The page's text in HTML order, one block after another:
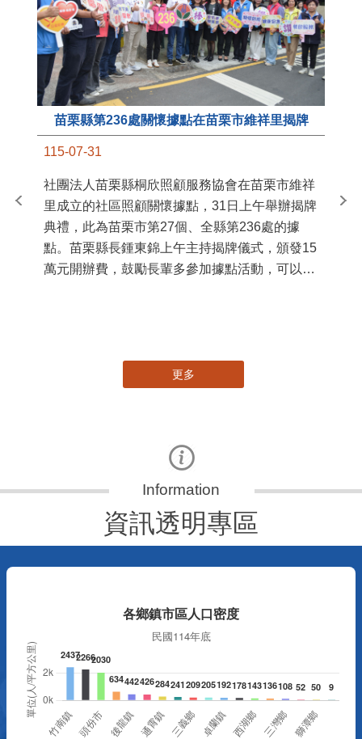
苗栗縣第236處關懷據點在苗栗市維祥里揭牌
115-07-31
社團法人苗栗縣桐欣照顧服務協會在苗栗市維祥
里成立的社區照顧關懷據點，31日上午舉辦揭牌
典禮，此為苗栗市第27個、全縣第236處的據
點。苗栗縣長鍾東錦上午主持揭牌儀式，頒發15
萬元開辦費，鼓勵長輩多參加據點活動，可以更
苗
更多
資訊透明專區